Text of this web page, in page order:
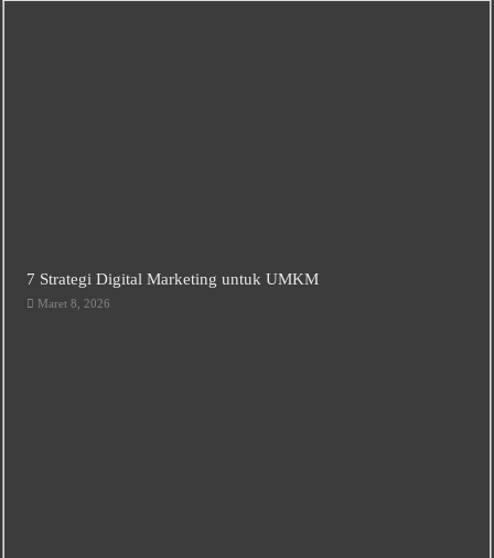
7 Strategi Digital Marketing untuk UMKM
Maret 8, 2026